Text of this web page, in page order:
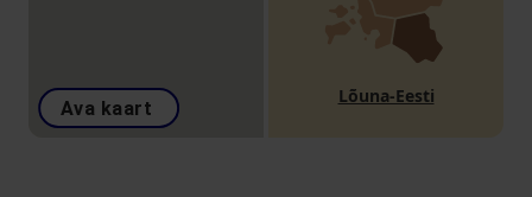
Ava kaart
Lõuna-Eesti